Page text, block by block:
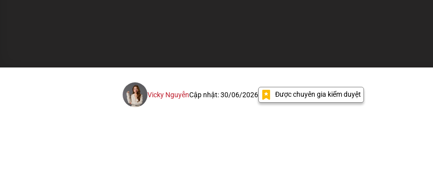
Vicky NguyễnCập nhật: 30/06/2026 Được chuyên gia kiểm duyệt